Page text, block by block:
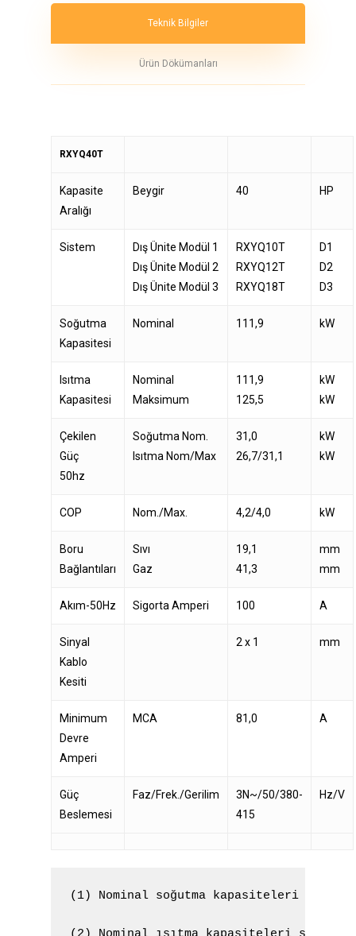
Teknik Bilgiler
Ürün Dökümanları
RXYQ40T
Kapasite
Aralığı
Beygir 40 HP
Sistem
Dış Ünite Modül 1
Dış Ünite Modül 2
Dış Ünite Modül 3
RXYQ10T
RXYQ12T
RXYQ18T
D1
D2
D3
Soğutma
Kapasitesi
Nominal 111,9 kW
Isıtma
Kapasitesi
Nominal
Maksimum
111,9
125,5
kW
kW
Çekilen
Güç
50hz
Soğutma Nom.
Isıtma Nom/Max
31,0
26,7/31,1
kW
kW
COP Nom./Max. 4,2/4,0 kW
Boru
Bağlantıları
Sıvı
Gaz
19,1
41,3
mm
mm
Akım-50Hz Sigorta Amperi 100 A
Sinyal
Kablo
Kesiti
2 x 1 mm
Minimum
Devre
Amperi
MCA 81,0 A
Güç
Beslemesi
Faz/Frek./Gerilim
3N~/50/380-
415
Hz/V
(1) Nominal soğutma kapasiteleri şu